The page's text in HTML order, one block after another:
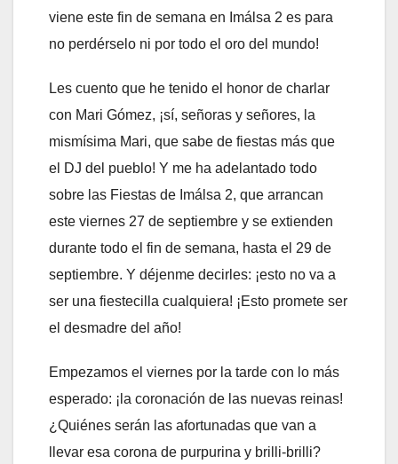
viene este fin de semana en Imálsa 2 es para
no perdérselo ni por todo el oro del mundo!
Les cuento que he tenido el honor de charlar
con Mari Gómez, ¡sí, señoras y señores, la
mismísima Mari, que sabe de fiestas más que
el DJ del pueblo! Y me ha adelantado todo
sobre las Fiestas de Imálsa 2, que arrancan
este viernes 27 de septiembre y se extienden
durante todo el fin de semana, hasta el 29 de
septiembre. Y déjenme decirles: ¡esto no va a
ser una fiestecilla cualquiera! ¡Esto promete ser
el desmadre del año!
Empezamos el viernes por la tarde con lo más
esperado: ¡la coronación de las nuevas reinas!
¿Quiénes serán las afortunadas que van a
llevar esa corona de purpurina y brilli-brilli?